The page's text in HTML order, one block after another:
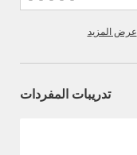
عرض المزيد
تدريبات المفردات